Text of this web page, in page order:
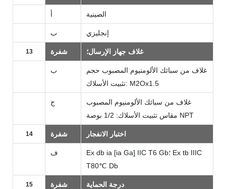
أ الصينية
ب إنجليزي
13 شفرة غلاف جهاز الإرسال؛
ب
غلاف من سبائك الألومنيوم المصبوب حجم
تثبيت الأسلاك: M2Ox1.5
ج
غلاف من سبائك الألومنيوم المصبوب
مقاس تثبيت الأسلاك: 1/2 بوصة NPT
14 شفرة اختبار الانفجار
ف
Ex db ia [ia Ga] IIC T6 Gb؛ Ex tb IIIC
T80℃ Db
15 شفرة درجة الحماية